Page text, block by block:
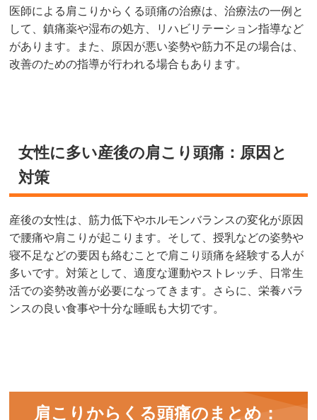
医師による肩こりからくる頭痛の治療は、治療法の一例と
して、鎮痛薬や湿布の処方、リハビリテーション指導など
があります。また、原因が悪い姿勢や筋力不足の場合は、
改善のための指導が行われる場合もあります。
女性に多い産後の肩こり頭痛：原因と
対策
産後の女性は、筋力低下やホルモンバランスの変化が原因
で腰痛や肩こりが起こります。そして、授乳などの姿勢や
寝不足などの要因も絡むことで肩こり頭痛を経験する人が
多いです。対策として、適度な運動やストレッチ、日常生
活での姿勢改善が必要になってきます。さらに、栄養バラ
ンスの良い食事や十分な睡眠も大切です。
肩こりからくる頭痛のまとめ：